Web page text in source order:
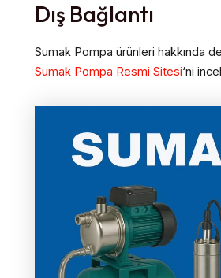
Dış Bağlantı
Sumak Pompa ürünleri hakkında
Sumak Pompa Resmi Sitesi‘ni